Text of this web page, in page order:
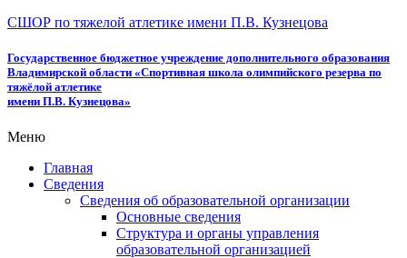
СШОР по тяжелой атлетике имени П.В. Кузнецова
Государственное бюджетное учреждение дополнительного образования
Владимирской области «Спортивная школа олимпийского резерва по
тяжёлой атлетике
имени П.В. Кузнецова»
Меню
Главная
Сведения
Сведения об образовательной организации
Основные сведения
Структура и органы управления
образовательной организацией